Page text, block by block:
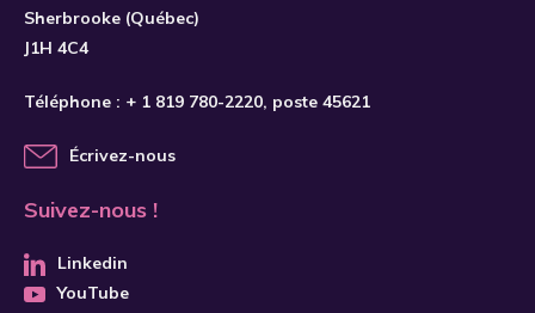
Sherbrooke (Québec)
J1H 4C4
Téléphone : + 1 819 780-2220, poste 45621
Écrivez-nous
Suivez-nous !
Linkedin
YouTube